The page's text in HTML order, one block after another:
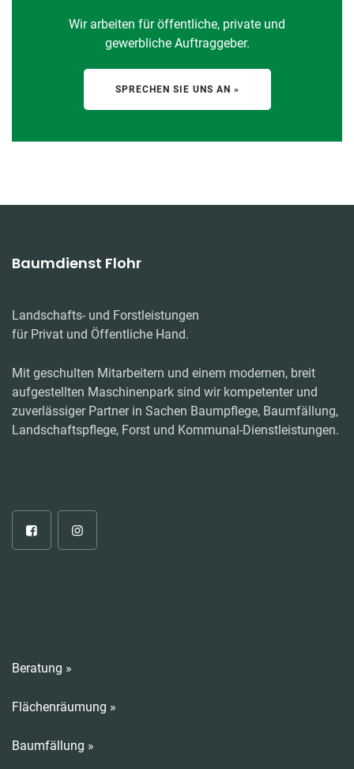
Wir arbeiten für öffentliche, private und
gewerbliche Auftraggeber.
SPRECHEN SIE UNS AN »
Baumdienst Flohr
Landschafts- und Forstleistungen
für Privat und Öffentliche Hand.
Mit geschulten Mitarbeitern und einem modernen, breit
aufgestellten Maschinenpark sind wir kompetenter und
zuverlässiger Partner in Sachen Baumpflege, Baumfällung,
Landschaftspflege, Forst und Kommunal-Dienstleistungen.
Beratung »
Flächenräumung »
Baumfällung »